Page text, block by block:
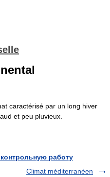
caractérisé par un long hiver
et peu pluvieux.
работу
Climat méditerranéen